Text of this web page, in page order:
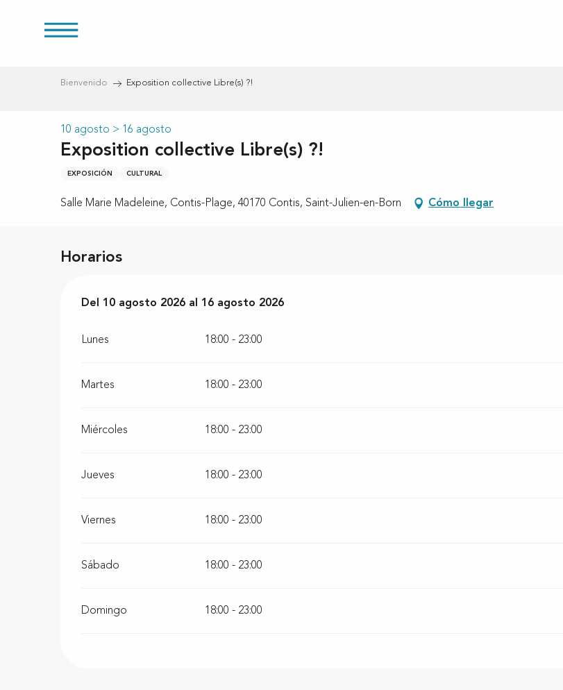
Bienvenido Exposition collective Libre(s) ?!
10 agosto > 16 agosto
Exposition collective Libre(s) ?!
EXPOSICIÓN CULTURAL
Salle Marie Madeleine, Contis-Plage, 40170 Contis, Saint-Julien-en-Born Cómo llegar
Horarios
Del 10 agosto 2026 al 16 agosto 2026
Del 10 agosto 2026 al 16 agosto 2026
Lunes 18:00 - 23:00
Martes 18:00 - 23:00
Miércoles 18:00 - 23:00
Jueves 18:00 - 23:00
Viernes 18:00 - 23:00
Sábado 18:00 - 23:00
Domingo 18:00 - 23:00